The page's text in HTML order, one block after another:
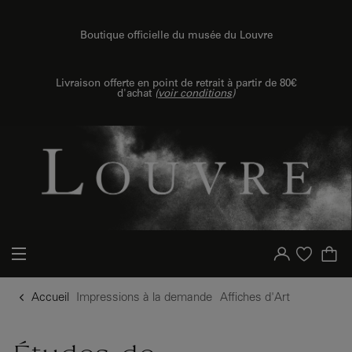
Boutique officielle du musée du Louvre
Livraison offerte en point de retrait à partir de 80€
d'achat (voir conditions)
Votre compte
Liste d'achat
Accueil Impressions à la demande Affiches d'Art